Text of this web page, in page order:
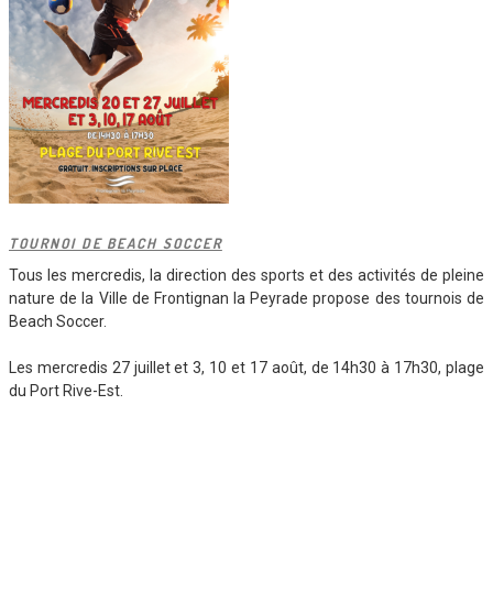
TOURNOI DE BEACH SOCCER
Tous les mercredis, la direction des sports et des activités de pleine
nature de la Ville de Frontignan la Peyrade propose des tournois de
Beach Soccer.
Les mercredis 27 juillet et 3, 10 et 17 août, de 14h30 à 17h30, plage
du Port Rive-Est.